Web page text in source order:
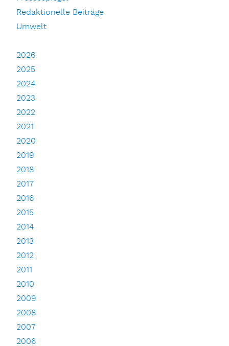
Redaktionelle Beiträge
Umwelt
2026
2025
2024
2023
2022
2021
2020
2019
2018
2017
2016
2015
2014
2013
2012
2011
2010
2009
2008
2007
2006